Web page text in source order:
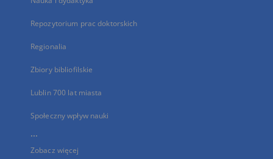
Repozytorium prac doktorskich
Regionalia
Zbiory bibliofilskie
Lublin 700 lat miasta
Społeczny wpływ nauki
...
Zobacz więcej